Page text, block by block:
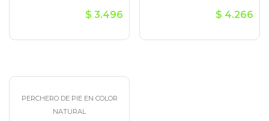
$ 3.496 $ 4.266
¡Oferta!
PERCHERO DE PIE EN COLOR
NATURAL